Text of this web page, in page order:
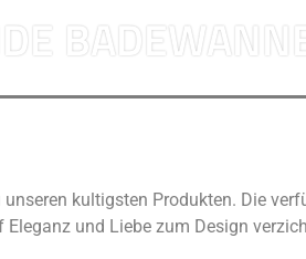
kultigsten Produkten. Die
und Liebe zum Design